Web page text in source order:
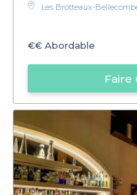
Les Brotteaux-
€€ Abordable
Faire